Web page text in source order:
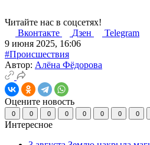
Читайте нас в соцсетях!
Вконтакте
Дзен
Telegram
9 июня 2025, 16:06
#Происшествия
Автор: Алёна Фёдорова
Оцените новость
0 0 0 0 0 0 0 0
Интересное